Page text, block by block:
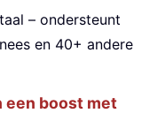
– ondersteunt
en 40+ andere
een boost met